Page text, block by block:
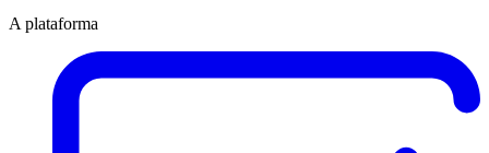
A plataforma